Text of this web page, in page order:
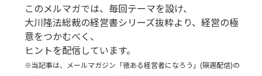
このメルマガでは、毎回テーマを設け、
大川隆法総裁の経営書シリーズ抜粋より、経営の極
意をつかむべく、
ヒントを配信しています。
※当記事は、メールマガジン「徳ある経営者になろう」(隔週配信)の